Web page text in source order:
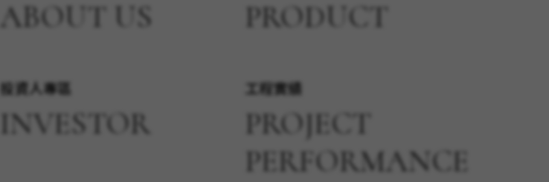
ABOUT US PRODUCT
投資人專區
INVESTOR
工程實績
PROJECT
PERFORMANCE